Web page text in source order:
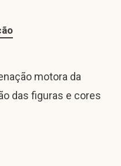
motora da
das figuras e cores